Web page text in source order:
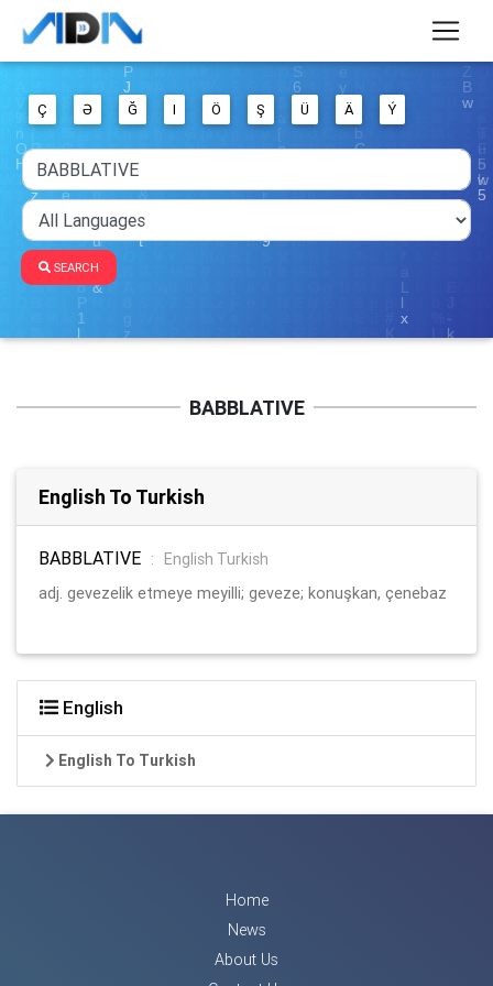
Ç Ə Ğ I Ö Ş Ü Ä Ý
SEARCH
BABBLATIVE
English To Turkish
BABBLATIVE :
English Turkish
adj. gevezelik etmeye meyilli; geveze; konuşkan, çenebaz
English
English To Turkish
Home
News
About Us